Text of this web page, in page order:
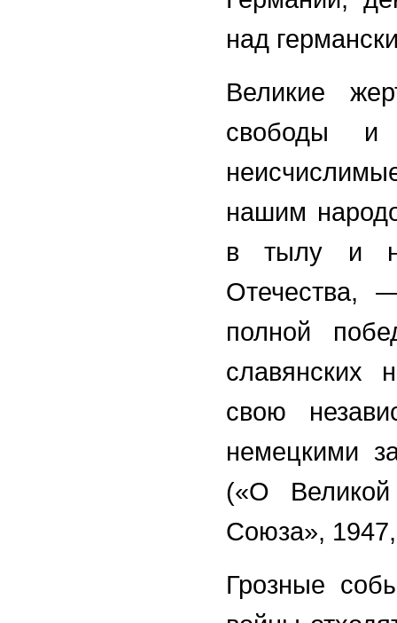
над
Великие
свободы и
нашим
в тылу и
Отечества,
полной
славянских
свою
немецкими
(«О Великой
Союза»,
Грозные